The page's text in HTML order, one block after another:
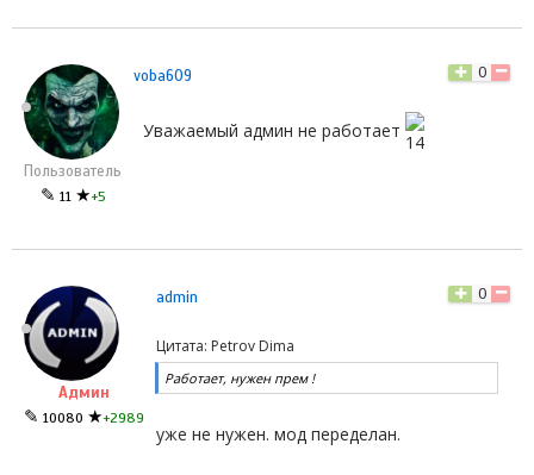
Пользователь
✎ 11 ★+5
voba609 0
Уважаемый админ не работает
Админ
✎ 10080 ★+2989
admin 0
Цитата: Petrov Dima
Работает, нужен прем !
уже не нужен. мод переделан.